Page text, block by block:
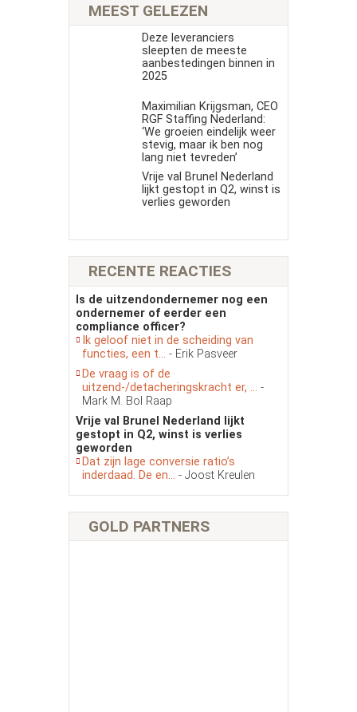
MEEST GELEZEN
Deze leveranciers
sleepten de meeste
aanbestedingen binnen in
2025
Maximilian Krijgsman, CEO
RGF Staffing Nederland:
‘We groeien eindelijk weer
stevig, maar ik ben nog
lang niet tevreden’
Vrije val Brunel Nederland
lijkt gestopt in Q2, winst is
verlies geworden
RECENTE REACTIES
Is de uitzendondernemer nog een
ondernemer of eerder een
compliance officer?
Ik geloof niet in de scheiding van
functies, een t... - Erik Pasveer
De vraag is of de
uitzend-/detacheringskracht er, ... -
Mark M. Bol Raap
Vrije val Brunel Nederland lijkt
gestopt in Q2, winst is verlies
geworden
Dat zijn lage conversie ratio’s
inderdaad. De en... - Joost Kreulen
GOLD PARTNERS